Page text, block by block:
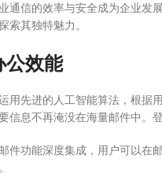
通信的效率与安全成为企业发
索其独特魅力。
公效能
用先进的人工智能算法，根
信息不再淹没在海量邮件中。
件功能深度集成，用户可以